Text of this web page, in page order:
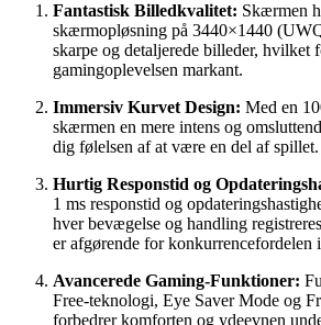
Fantastisk Billedkvalitet: Skærmen
skærmopløsning på 3440×1440
skarpe og detaljerede billeder, hvilket
gamingoplevelsen markant.
Immersiv Kurvet Design: Med en
skærmen en mere intens og
dig følelsen af at være en del af spillet.
Hurtig Responstid og
1 ms responstid og
hver bevægelse og handling
er afgørende for konkurrencefordelen
Avancerede Gaming-Funktioner:
Free-teknologi, Eye Saver Mode og
forbedrer komforten og ydeevnen